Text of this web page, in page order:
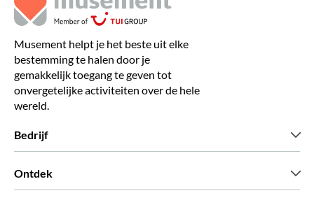
Musement helpt je het beste uit elke
bestemming te halen door je
gemakkelijk toegang te geven tot
onvergetelijke activiteiten over de hele
wereld.
Bedrijf
Ontdek